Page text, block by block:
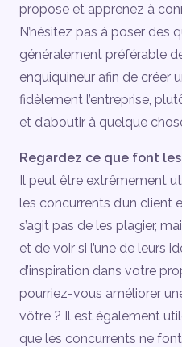
propose et apprenez à
N’hésitez pas à poser des
généralement préférable
enquiquineur afin de créer
fidèlement l’entreprise,
et d’aboutir à quelque
Regardez ce que font
Il peut être extrêmement
les concurrents d’un client
s’agit pas de les plagier,
et de voir si l’une de leurs
d’inspiration dans votre
pourriez-vous améliorer
vôtre ? Il est également
que les concurrents ne